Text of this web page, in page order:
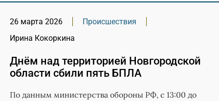
26 марта 2026
Происшествия
Ирина Кокоркина
Днём над территорией Новгородской
области сбили пять БПЛА
По данным министерства обороны РФ, с 13:00 до